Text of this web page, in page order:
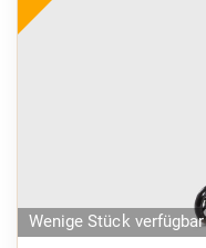
Wenige Stück verfügbar